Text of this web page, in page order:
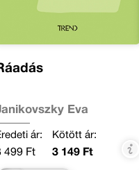
Éva
ár:
499 Ft
Kötött ár:
3 149 Ft